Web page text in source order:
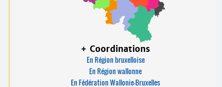
+ Coordinations
En Région bruxelloise
En Région wallonne
En Fédération Wallonie-Bruxelles